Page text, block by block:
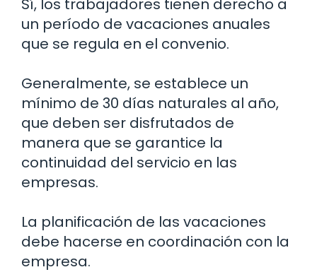
Sí, los trabajadores tienen derecho a
un período de vacaciones anuales
que se regula en el convenio.
Generalmente, se establece un
mínimo de 30 días naturales al año,
que deben ser disfrutados de
manera que se garantice la
continuidad del servicio en las
empresas.
La planificación de las vacaciones
debe hacerse en coordinación con la
empresa.